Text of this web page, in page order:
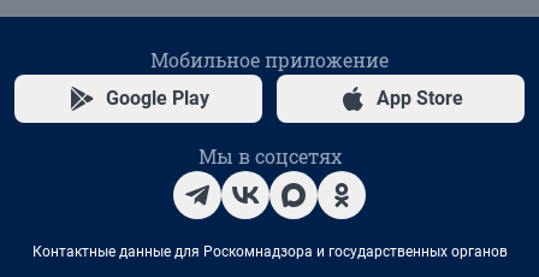
Мобильное приложение
Google Play App Store
Мы в соцсетях
Контактные данные для Роскомнадзора и государственных органов